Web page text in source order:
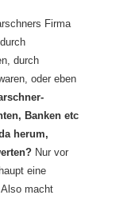
Firma
durch
oder eben
Banken etc
herum,
Nur vor
eine
macht